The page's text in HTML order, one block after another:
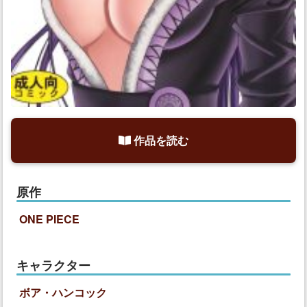
作品を読む
原作
ONE PIECE
キャラクター
ボア・ハンコック